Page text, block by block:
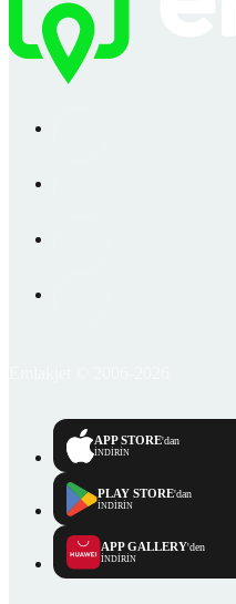
APP STORE'dan
İNDİRİN
PLAY STORE'dan
İNDİRİN
APP GALLERY'den
İNDİRİN